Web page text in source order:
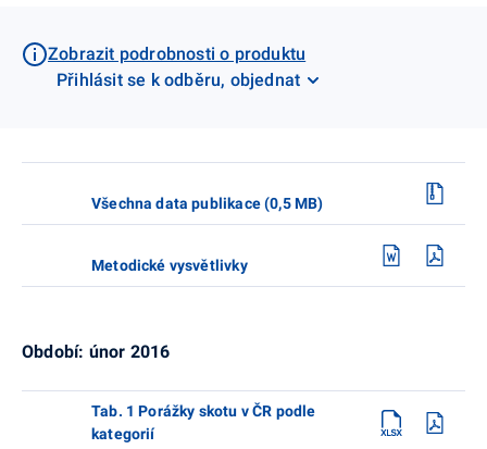
Zobrazit podrobnosti o produktu
Přihlásit se k odběru, objednat
Všechna data publikace (0,5 MB)
Metodické vysvětlivky
Období: únor 2016
Tab. 1 Porážky skotu v ČR podle
kategorií